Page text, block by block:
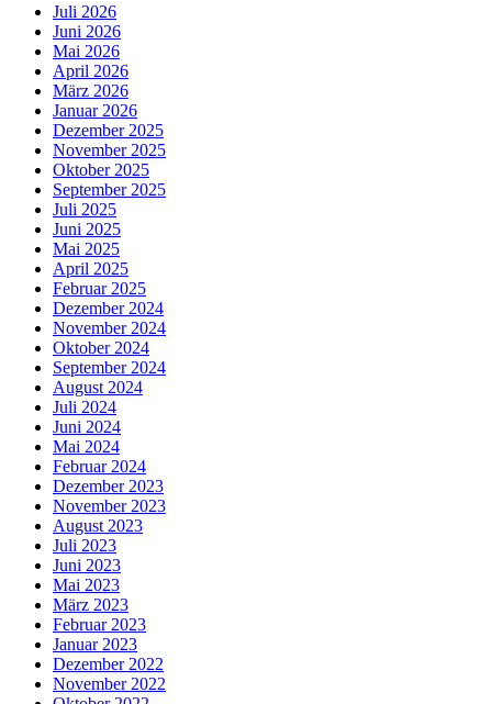
Juli 2026
Juni 2026
Mai 2026
April 2026
März 2026
Januar 2026
Dezember 2025
November 2025
Oktober 2025
September 2025
Juli 2025
Juni 2025
Mai 2025
April 2025
Februar 2025
Dezember 2024
November 2024
Oktober 2024
September 2024
August 2024
Juli 2024
Juni 2024
Mai 2024
Februar 2024
Dezember 2023
November 2023
August 2023
Juli 2023
Juni 2023
Mai 2023
März 2023
Februar 2023
Januar 2023
Dezember 2022
November 2022